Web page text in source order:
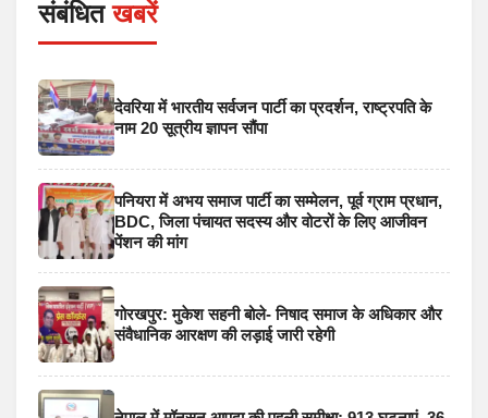
संबंधितखबरें
देवरिया में भारतीय सर्वजन पार्टी का प्रदर्शन, राष्ट्रपति के
नाम 20 सूत्रीय ज्ञापन सौंपा
पनियरा में अभय समाज पार्टी का सम्मेलन, पूर्व ग्राम प्रधान,
BDC, जिला पंचायत सदस्य और वोटरों के लिए आजीवन
पेंशन की मांग
गोरखपुर: मुकेश सहनी बोले- निषाद समाज के अधिकार और
संवैधानिक आरक्षण की लड़ाई जारी रहेगी